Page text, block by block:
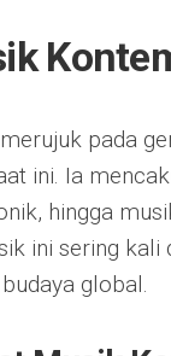
pada
ini. Ia
hingga
ini sering
global.